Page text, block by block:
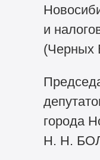
и
(Черных
города
Н. Н.